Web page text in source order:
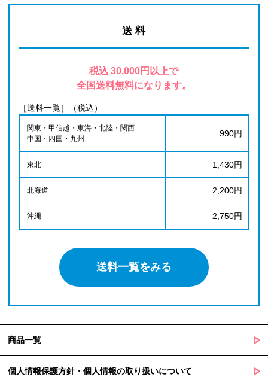
送 料
税込 30,000円以上で
全国送料無料になります。
［送料一覧］（税込）
関東・甲信越・東海・北陸・関西
中国・四国・九州
990円
東北 1,430円
北海道 2,200円
沖縄 2,750円
送料一覧をみる
商品一覧
個人情報保護方針・個人情報の取り扱いについて